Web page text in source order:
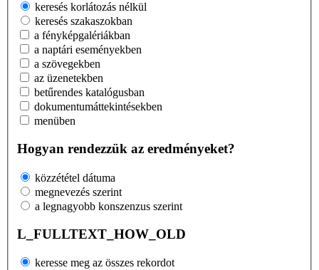
keresés korlátozás nélkül
keresés szakaszokban
a fényképgalériákban
a naptári eseményekben
a szövegekben
az üzenetekben
betűrendes katalógusban
dokumentumáttekintésekben
menüben
Hogyan rendezzük az eredményeket?
közzététel dátuma
megnevezés szerint
a legnagyobb konszenzus szerint
L_FULLTEXT_HOW_OLD
keresse meg az összes rekordot